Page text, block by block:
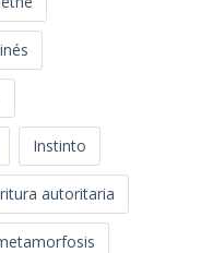
Instinto
autoritaria